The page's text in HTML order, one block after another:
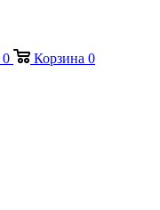
0 Корзина 0